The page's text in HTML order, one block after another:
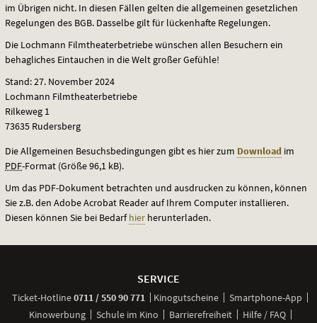
im Übrigen nicht. In diesen Fällen gelten die allgemeinen gesetzlichen
Regelungen des BGB. Dasselbe gilt für lückenhafte Regelungen.
Die Lochmann Filmtheaterbetriebe wünschen allen Besuchern ein
behagliches Eintauchen in die Welt großer Gefühle!
Stand: 27. November 2024
Lochmann Filmtheaterbetriebe
Rilkeweg 1
73635 Rudersberg
Die Allgemeinen Besuchsbedingungen gibt es hier zum Download im
PDF-Format (Größe 96,1 kB).
Um das PDF-Dokument betrachten und ausdrucken zu können, können
Sie z.B. den Adobe Acrobat Reader auf Ihrem Computer installieren.
Diesen können Sie bei Bedarfhier herunterladen.
SERVICE
Ticket-Hotline0711 / 550 90 771 anrufen
Kinogutscheine
Smartphone-App
Kinowerbung
Schule im Kino Barrierefreiheit Hilfe / FAQ